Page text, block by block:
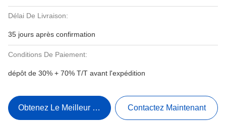
Délai De Livraison:
35 jours après confirmation
Conditions De Paiement:
dépôt de 30% + 70% T/T avant l'expédition
Obtenez Le Meilleur Prix Contactez Maintenant